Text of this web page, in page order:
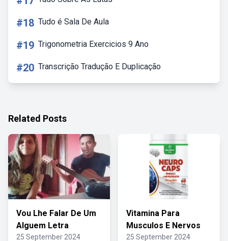
#18 Tudo é Sala De Aula
#19 Trigonometria Exercicios 9 Ano
#20 Transcrição Tradução E Duplicação
Related Posts
Vou Lhe Falar De Um
Alguem Letra
25 September 2024
Vitamina Para
Musculos E Nervos
25 September 2024